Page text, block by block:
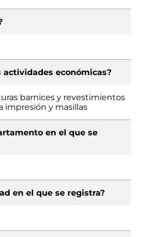
actividades económicas?
barnices y revestimientos
impresión y masillas
en el que se
en el que se registra?